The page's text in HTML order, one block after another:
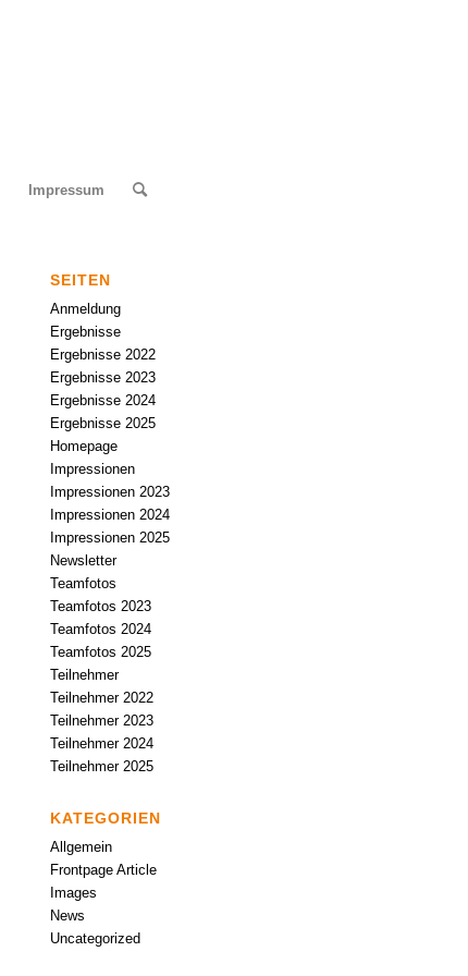
Impressum
SEITEN
Anmeldung
Ergebnisse
Ergebnisse 2022
Ergebnisse 2023
Ergebnisse 2024
Ergebnisse 2025
Homepage
Impressionen
Impressionen 2023
Impressionen 2024
Impressionen 2025
Newsletter
Teamfotos
Teamfotos 2023
Teamfotos 2024
Teamfotos 2025
Teilnehmer
Teilnehmer 2022
Teilnehmer 2023
Teilnehmer 2024
Teilnehmer 2025
KATEGORIEN
Allgemein
Frontpage Article
Images
News
Uncategorized